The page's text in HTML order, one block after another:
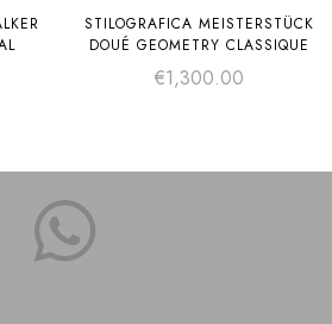
STILOGRAFICA MEISTERSTÜCK
DOUÉ GEOMETRY CLASSIQUE
€1,300.00